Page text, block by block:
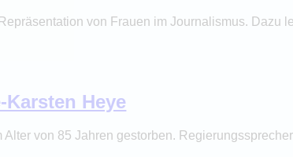
von Frauen im Journalismus. Dazu
Heye
von 85 Jahren gestorben.